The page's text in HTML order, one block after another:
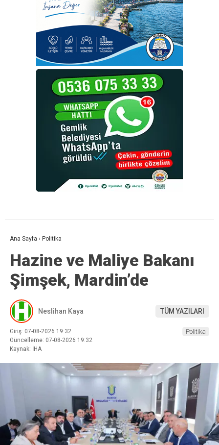
Ana Sayfa › Politika
Hazine ve Maliye Bakanı
Şimşek, Mardin’de
Neslihan Kaya TÜM YAZILARI
Giriş: 07-08-2026 19:32
Güncelleme: 07-08-2026 19:32
Kaynak: İHA
Politika